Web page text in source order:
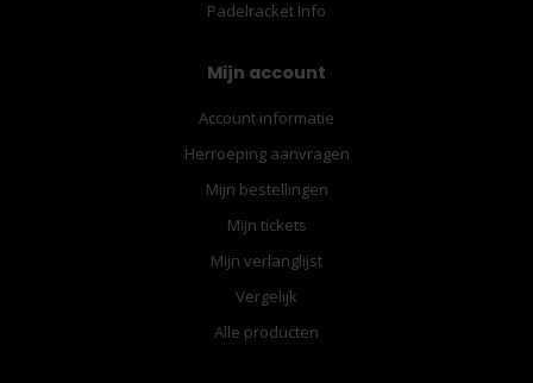
Padelracket Info
Mijn account
Account informatie
Herroeping aanvragen
Mijn bestellingen
Mijn tickets
Mijn verlanglijst
Vergelijk
Alle producten